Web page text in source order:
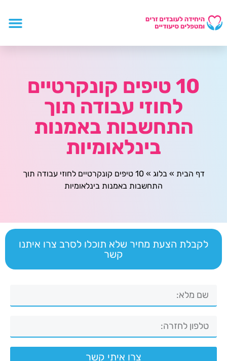
10 טיפים קונקרטיים
לחוזי עבודה תוך
התחשבות באמנות
בינלאומיות
דף הבית »בלוג »
10 טיפים קונקרטיים לחוזי עבודה תוך
התחשבות באמנות בינלאומיות
לקבלת הצעת מחיר שלא תוכלו לסרב צרו איתנו
קשר
צרו איתי קשר